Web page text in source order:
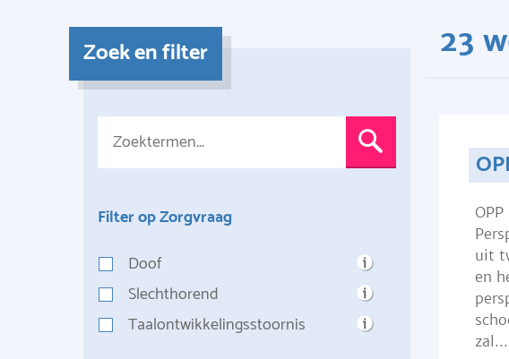
Zoek en filter
Filter op Zorgvraag
Doof
Slechthorend
Taalontwikkelingsstoornis
23
uit
en
zal...